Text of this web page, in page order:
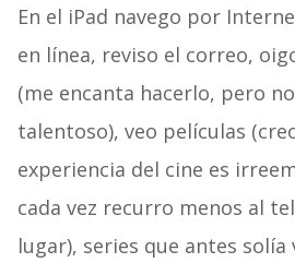
En el iPad navego por
en línea, reviso el correo,
(me encanta hacerlo, pero
talentoso), veo películas
experiencia del cine es
cada vez recurro menos al
lugar), series que antes